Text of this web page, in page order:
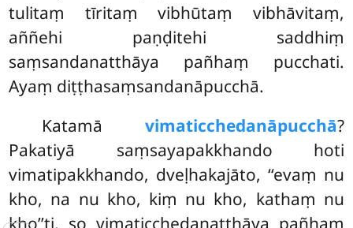
tulitaṃ tīritaṃ vibhūtaṃ vibhāvitaṃ,
aññehi paṇḍitehi saddhiṃ
saṃsandanatthāya pañhaṃ pucchati.
Ayaṃ diṭṭhasaṃsandanāpucchā.
Katamā vimaticchedanāpucchā?
Pakatiyā saṃsayapakkhando hoti
vimatipakkhando, dveḷhakajāto, ‘‘evaṃ nu
kho, na nu kho, kiṃ nu kho, kathaṃ nu
kho’’ti, so vimaticchedanatthāya pañhaṃ